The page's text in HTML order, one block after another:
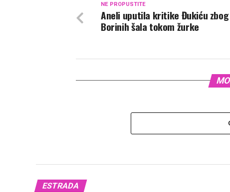
NE PROPUSTITE
Aneli uputila kritike Đukiću zbog
Borinih šala tokom žurke
ESTRADA